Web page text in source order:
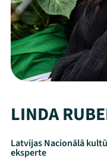
LINDA
Latvijas Nacionālā
eksperte